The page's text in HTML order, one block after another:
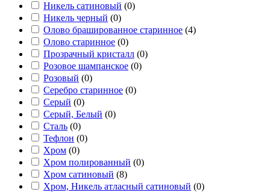
Никель сатиновый (0)
Никель черный (0)
Олово брашированное старинное (4)
Олово старинное (0)
Прозрачный кристалл (0)
Розовое шампанское (0)
Розовый (0)
Серебро старинное (0)
Серый (0)
Серый, Белый (0)
Сталь (0)
Тефлон (0)
Хром (0)
Хром полированный (0)
Хром сатиновый (8)
Хром, Никель атласный сатиновый (0)